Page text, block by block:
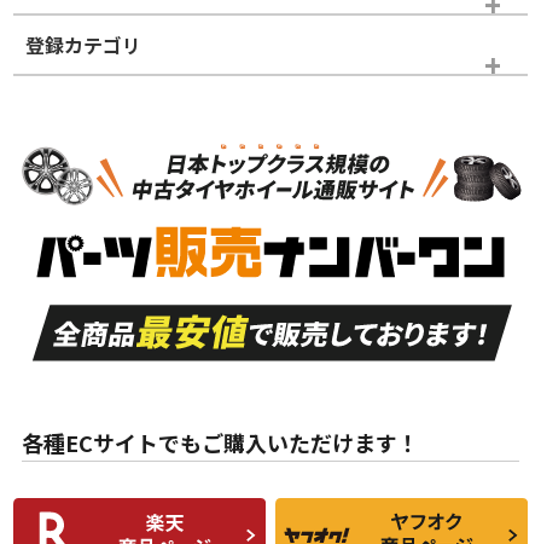
ホイールランク
S
品）
S
新車外し品（新古
付き
A
走行距離も少なく、
目立つ傷もほとんど
ない中古品
A
走行距離も少なく、
非常に状態の良い中
古品
な中古品
んどない中古品
C
比較的きれいな中古
品
C
られるが、使用に問
題のない中古品
登録カテゴリ
スタッドレスタイヤホイールセット
各種ECサイトでもご購入いただけます！